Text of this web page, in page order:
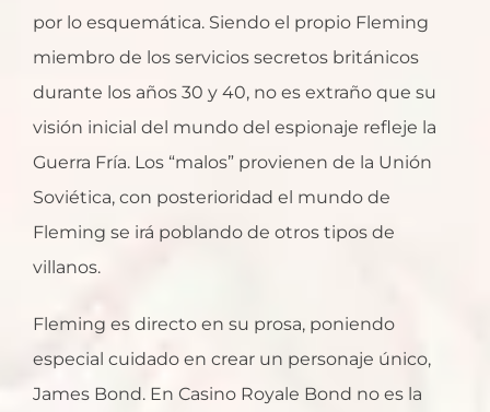
por lo esquemática. Siendo el propio Fleming
miembro de los servicios secretos británicos
durante los años 30 y 40, no es extraño que su
visión inicial del mundo del espionaje refleje la
Guerra Fría. Los “malos” provienen de la Unión
Soviética, con posterioridad el mundo de
Fleming se irá poblando de otros tipos de
villanos.
Fleming es directo en su prosa, poniendo
especial cuidado en crear un personaje único,
James Bond. En Casino Royale Bond no es la